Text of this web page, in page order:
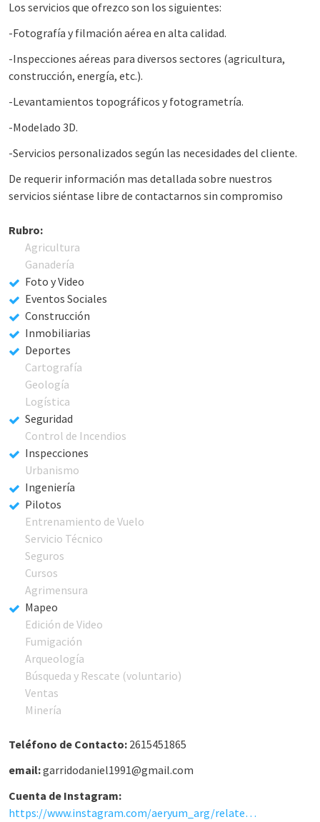
Los servicios que ofrezco son los siguientes:
-Fotografía y filmación aérea en alta calidad.
-Inspecciones aéreas para diversos sectores (agricultura,
construcción, energía, etc.).
-Levantamientos topográficos y fotogrametría.
-Modelado 3D.
-Servicios personalizados según las necesidades del cliente.
De requerir información mas detallada sobre nuestros
servicios siéntase libre de contactarnos sin compromiso
Rubro:
Agricultura
Ganadería
Foto y Video
Eventos Sociales
Construcción
Inmobiliarias
Deportes
Cartografía
Geología
Logística
Seguridad
Control de Incendios
Inspecciones
Urbanismo
Ingeniería
Pilotos
Entrenamiento de Vuelo
Servicio Técnico
Seguros
Cursos
Agrimensura
Mapeo
Edición de Video
Fumigación
Arqueología
Búsqueda y Rescate (voluntario)
Ventas
Minería
Teléfono de Contacto: 2615451865
email:garridodaniel1991@gmail.com
Cuenta de Instagram:
https://www.instagram.com/aeryum_arg/related_profiles/